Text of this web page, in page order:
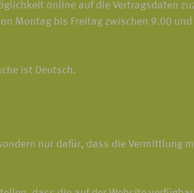
online auf die Vertragsdaten
Montag bis Freitag zwischen 9.00
ist Deutsch.
nur dafür, dass die Vermittlung